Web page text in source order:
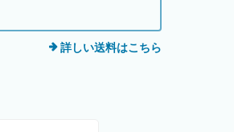
詳しい送料はこちら